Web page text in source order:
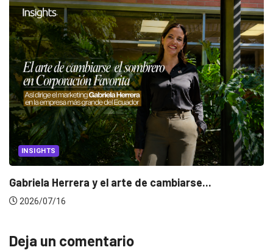
INSIGHTS
Gabriela Herrera y el arte de cambiarse...
2026/07/16
Deja un comentario